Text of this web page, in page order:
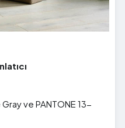
ve PANTONE 13-